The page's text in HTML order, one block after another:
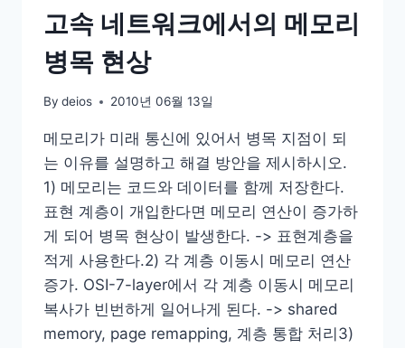
고속 네트워크에서의 메모리
병목 현상
By deios 2010년 06월 13일
메모리가 미래 통신에 있어서 병목 지점이 되
는 이유를 설명하고 해결 방안을 제시하시오.
1) 메모리는 코드와 데이터를 함께 저장한다.
표현 계층이 개입한다면 메모리 연산이 증가하
게 되어 병목 현상이 발생한다. -> 표현계층을
적게 사용한다.2) 각 계층 이동시 메모리 연산
증가. OSI-7-layer에서 각 계층 이동시 메모리
복사가 빈번하게 일어나게 된다. -> shared
memory, page remapping, 계층 통합 처리3)